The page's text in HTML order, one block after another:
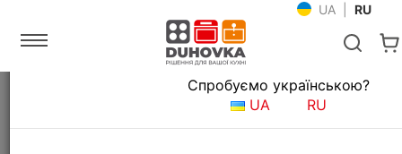
UA RU
Мойки и смесители Кухонные мойки
Кухонная мойка CM Filoquadra 57Х45
Язык магазина
Спробуємо українською?
UA
RU